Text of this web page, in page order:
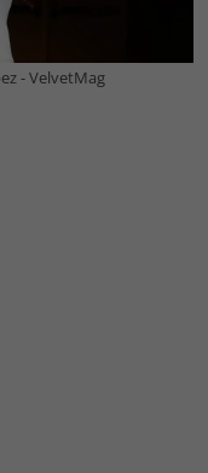
- VelvetMag